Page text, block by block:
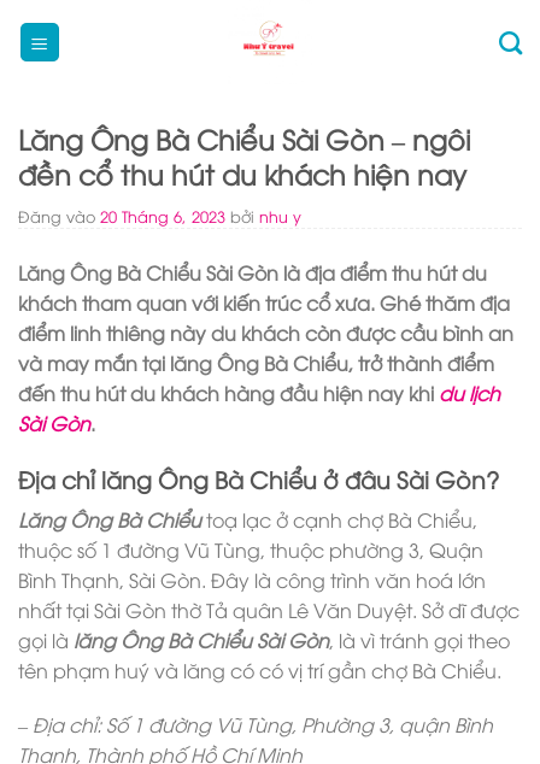
qua
Lăng Ông Bà Chiểu Sài Gòn – ngôi
đền cổ thu hút du khách hiện nay
Đăng vào 20 Tháng 6, 2023 bởi nhu y
Lăng Ông Bà Chiểu Sài Gòn là địa điểm thu hút du
khách tham quan với kiến trúc cổ xưa. Ghé thăm địa
điểm linh thiêng này du khách còn được cầu bình an
và may mắn tại lăng Ông Bà Chiểu, trở thành điểm
đến thu hút du khách hàng đầu hiện nay khi du lịch
Sài Gòn.
Địa chỉ lăng Ông Bà Chiểu ở đâu Sài Gòn?
Lăng Ông Bà Chiểutoạ lạc ở cạnh chợ Bà Chiểu,
thuộc số 1 đường Vũ Tùng, thuộc phường 3, Quận
Bình Thạnh, Sài Gòn. Đây là công trình văn hoá lớn
nhất tại Sài Gòn thờ Tả quân Lê Văn Duyệt. Sở dĩ được
gọi là lăng Ông Bà Chiểu Sài Gòn, là vì tránh gọi theo
tên phạm huý và lăng có có vị trí gần chợ Bà Chiểu.
– Địa chỉ: Số 1 đường Vũ Tùng, Phường 3, quận Bình
Thạnh, Thành phố Hồ Chí Minh